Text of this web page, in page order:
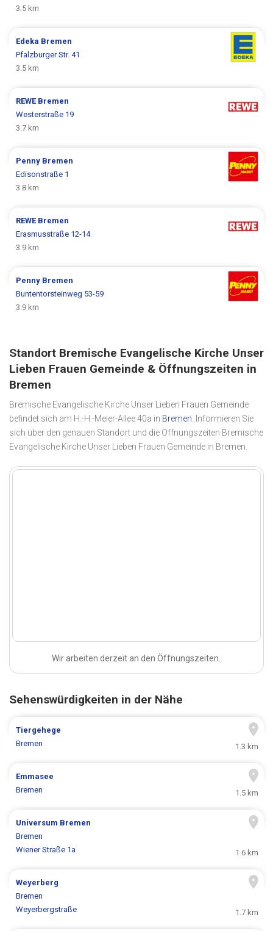
3.5 km
Edeka Bremen
Pfalzburger Str. 41
3.5 km
REWE Bremen
Westerstraße 19
3.7 km
Penny Bremen
Edisonstraße 1
3.8 km
REWE Bremen
Erasmusstraße 12-14
3.9 km
Penny Bremen
Buntentorsteinweg 53-59
3.9 km
Standort Bremische Evangelische Kirche Unser
Lieben Frauen Gemeinde & Öffnungszeiten in
Bremen
Bremische Evangelische Kirche Unser Lieben Frauen Gemeinde
befindet sich am H.-H.-Meier-Allee 40a in Bremen. Informieren Sie
sich über den genauen Standort und die Öffnungszeiten Bremische
Evangelische Kirche Unser Lieben Frauen Gemeinde in Bremen.
Wir arbeiten derzeit an den Öffnungszeiten.
Sehenswürdigkeiten in der Nähe
Tiergehege
Bremen
1.3 km
Emmasee
Bremen
1.5 km
Universum Bremen
Bremen
Wiener Straße 1a
1.6 km
Weyerberg
Bremen
Weyerbergstraße
1.7 km